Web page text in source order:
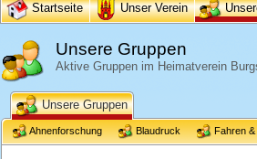
Startseite Unser Verein
Unsere Gruppen
Aktive Gruppen im Heimatverein
Unsere Gruppen
Ahnenforschung Blaudruck Fahren &